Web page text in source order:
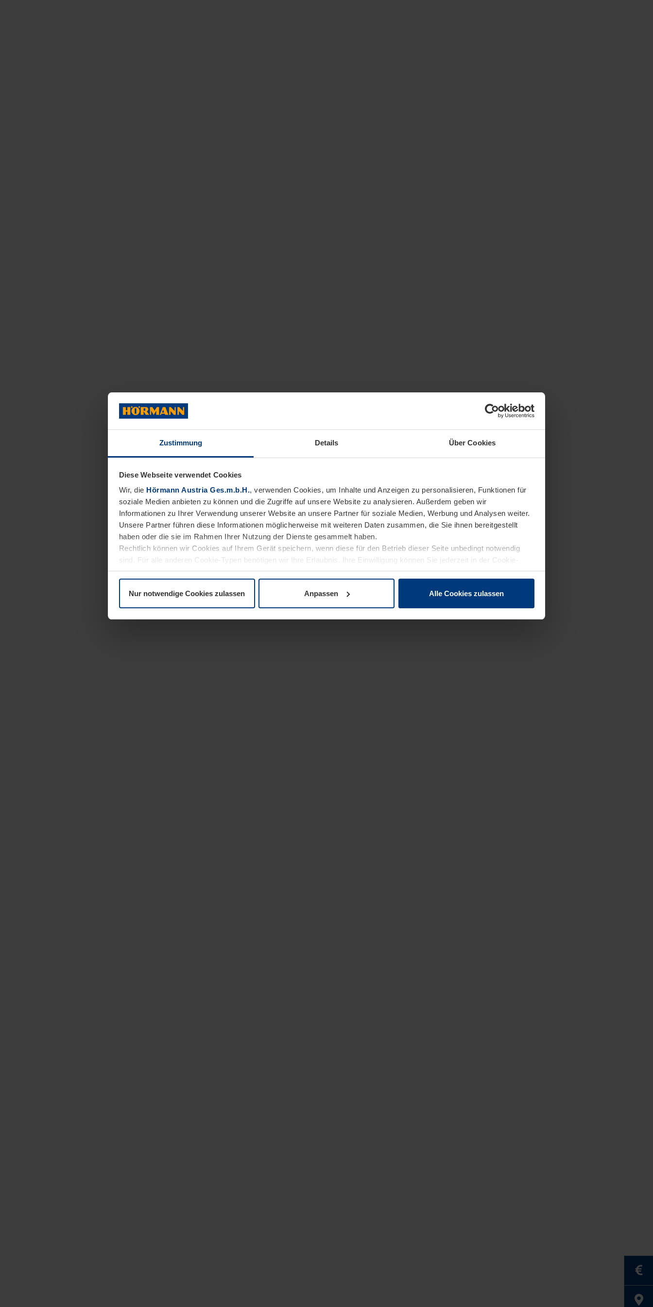
Zustimmung Details Über Cookies
Diese Webseite verwendet Cookies
Wir, die Hörmann Austria Ges.m.b.H., verwenden Cookies, um Inhalte und Anzeigen zu personalisieren, Funktionen für
soziale Medien anbieten zu können und die Zugriffe auf unsere Website zu analysieren. Außerdem geben wir
Informationen zu Ihrer Verwendung unserer Website an unsere Partner für soziale Medien, Werbung und Analysen weiter.
Unsere Partner führen diese Informationen möglicherweise mit weiteren Daten zusammen, die Sie ihnen bereitgestellt
haben oder die sie im Rahmen Ihrer Nutzung der Dienste gesammelt haben.
Rechtlich können wir Cookies auf Ihrem Gerät speichern, wenn diese für den Betrieb dieser Seite unbedingt notwendig
sind. Für alle anderen Cookie-Typen benötigen wir Ihre Erlaubnis. Ihre Einwilligung können Sie jederzeit in der Cookie-
Erläuterung auf der SeiteDatenschutzerklärungunserer Website ändern oder widerrufen.
Nur notwendige Cookies zulassen Anpassen Alle Cookies zulassen